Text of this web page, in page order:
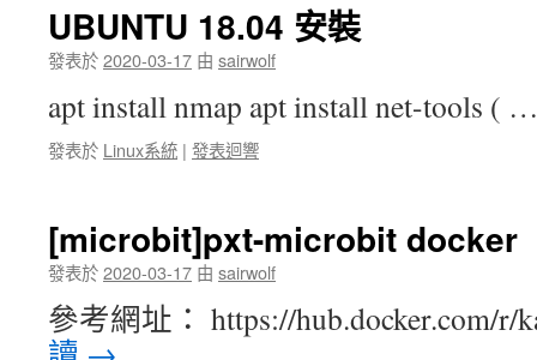
UBUNTU 18.04 安裝
發表於2020-03-17 由 sairwolf
apt install nmap apt install net-tools (
發表於 Linux系統 | 發表迴響
[microbit]pxt-microbit docker
發表於2020-03-17 由 sairwolf
參考網址： https://hub.docker.com/